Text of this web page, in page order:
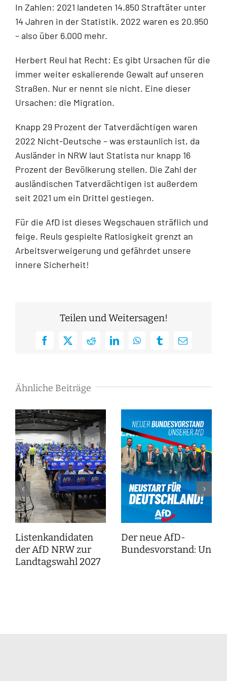
In Zahlen: 2021 landeten 14.850 Straftäter unter
14 Jahren in der Statistik. 2022 waren es 20.950
– also über 6.000 mehr.
Herbert Reul hat Recht: Es gibt Ursachen für die
immer weiter eskalierende Gewalt auf unseren
Straßen. Nur er nennt sie nicht. Eine dieser
Ursachen: die Migration.
Knapp 29 Prozent der Tatverdächtigen waren
2022 Nicht-Deutsche – was erstaunlich ist, da
Ausländer in NRW laut Statista nur knapp 16
Prozent der Bevölkerung stellen. Die Zahl der
ausländischen Tatverdächtigen ist außerdem
seit 2021 um ein Drittel gestiegen.
Für die AfD ist dieses Wegschauen sträflich und
feige. Reuls gespielte Ratlosigkeit grenzt an
Arbeitsverweigerung und gefährdet unsere
innere Sicherheit!
Teilen und Weitersagen!
Facebook
X RedditLinkedInWhatsAppTumblrE-
Ähnliche Beiträge
Listenkandidaten
der AfD NRW zur
Landtagswahl 2027
Der neue AfD-
Bundesvorstand: